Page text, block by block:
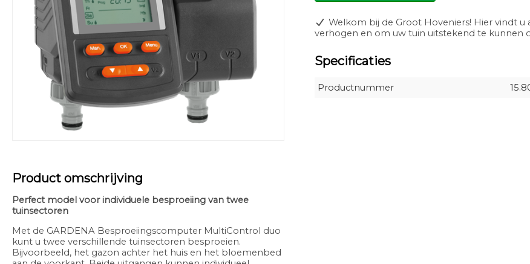
Product omschrijving
Perfect model voor individuele besproeiing van twee
tuinsectoren
Met de GARDENA Besproeiingscomputer MultiControl duo
kunt u twee verschillende tuinsectoren besproeien.
Bijvoorbeeld, het gazon achter het huis en het bloemenbed
Welkom bij de Groot Hoveniers! Hier vindt
verhogen en om uw tuin uitstekend te kunnen
Specificaties
Productnummer